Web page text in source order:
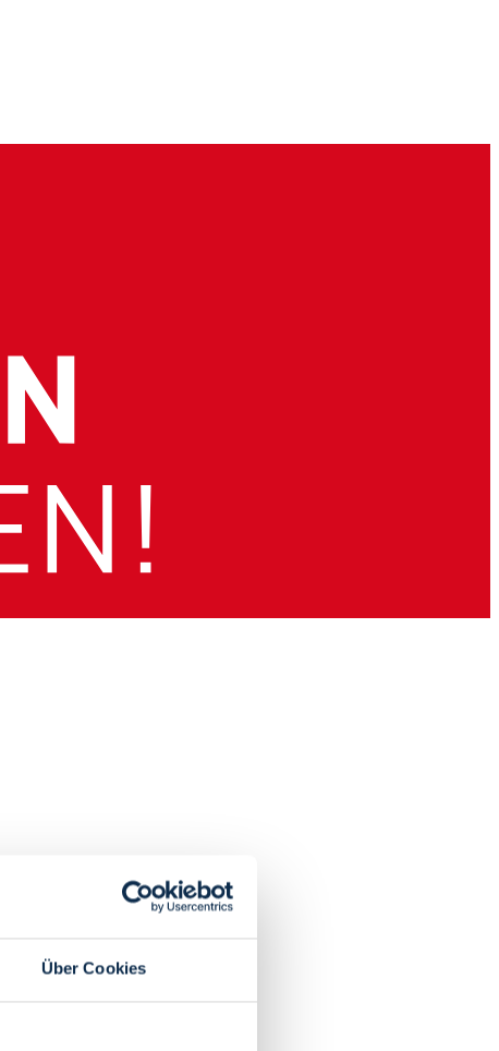
Über Cookies